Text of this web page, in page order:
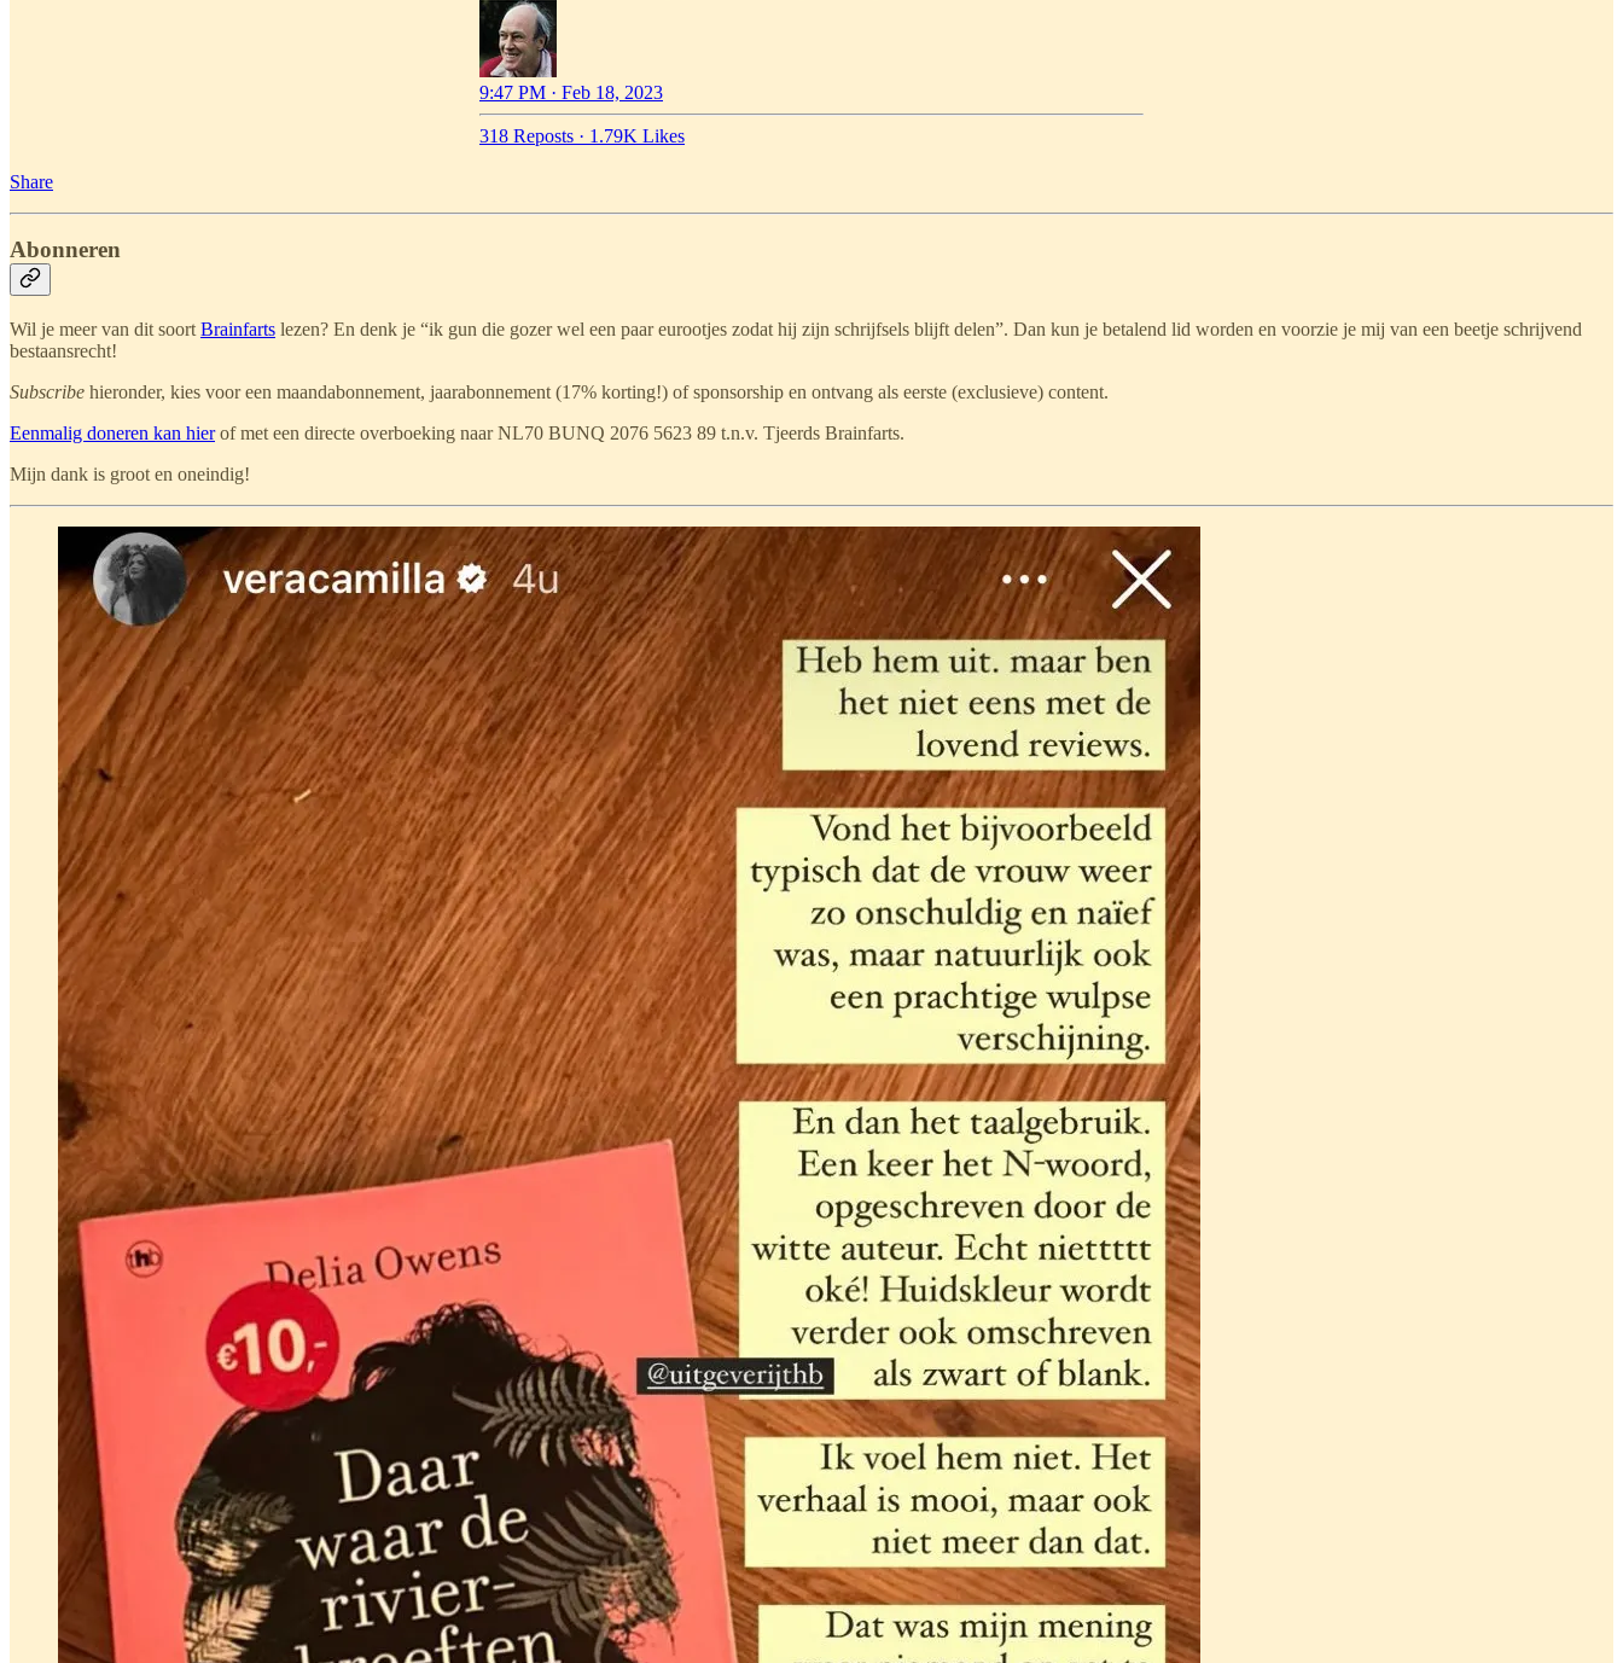
9:47 PM · Feb 18, 2023
318 Reposts · 1.79K Likes
Share
Abonneren
Wil je meer van dit soort Brainfarts lezen? En denk je “ik gun die gozer wel een paar eurootjes zodat hij zijn schrijfsels blijft delen”. Dan kun je betalend lid worden en voorzie je mij van een beetje schrijvend
bestaansrecht!
Subscribe hieronder, kies voor een maandabonnement, jaarabonnement (17% korting!) of sponsorship en ontvang als eerste (exclusieve) content.
Eenmalig doneren kan hierof met een directe overboeking naar NL70 BUNQ 2076 5623 89 t.n.v. Tjeerds Brainfarts.
Mijn dank is groot en oneindig!